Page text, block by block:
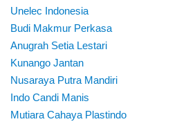
Unelec Indonesia
Budi Makmur Perkasa
Anugrah Setia Lestari
Kunango Jantan
Nusaraya Putra Mandiri
Indo Candi Manis
Mutiara Cahaya Plastindo